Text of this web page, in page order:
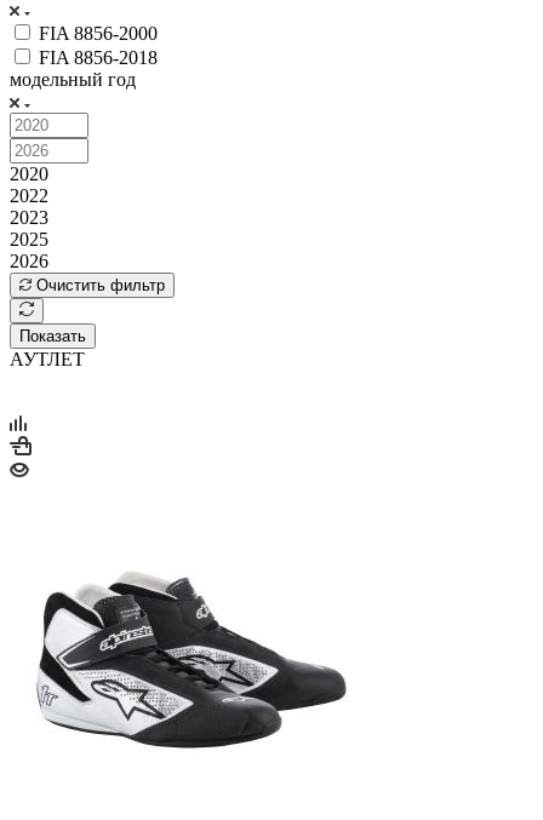
FIA 8856-2000
FIA 8856-2018
модельный год
2020
2022
2023
2025
2026
Очистить фильтр
Показать
АУТЛЕТ